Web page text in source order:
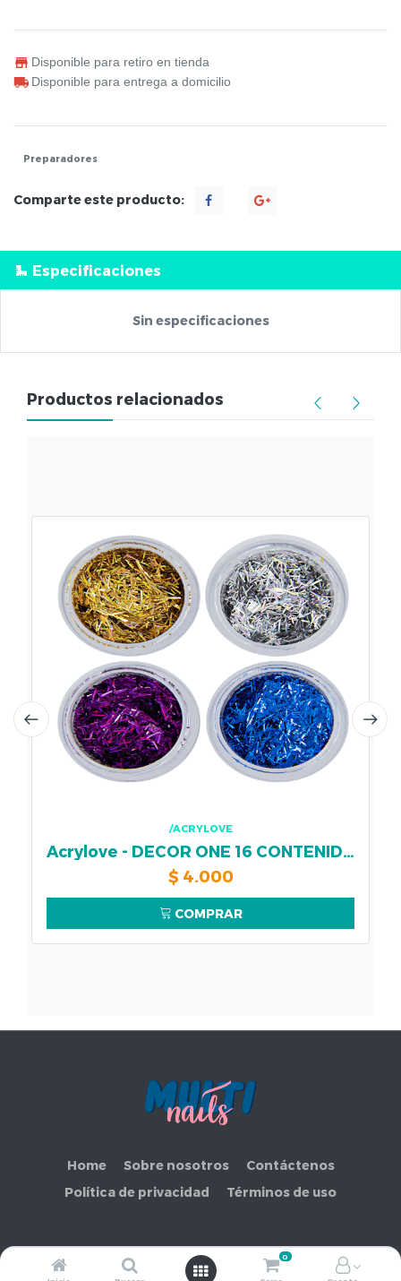
0
Disponible para retiro en tienda
Disponible para entrega a domicilio
Preparadores
Comparte este producto:
Especificaciones
Sin especificaciones
Productos relacionados
/ACRYLOVE
Acrylove - DECOR ONE 16 CONTENIDO
$ 4.000
COMPRAR
Home Sobre nosotros
Contáctenos
Política de privacidad
Términos de uso
Copyright ©COMERCIAL MAKEMORE LIMITADA